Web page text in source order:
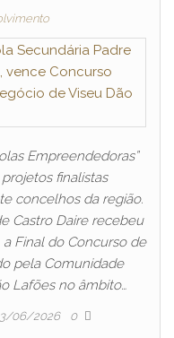
Empreendedoras”
finalistas
concelhos da região.
Castro Daire recebeu
Final do Concurso de
pela Comunidade
Lafões no âmbito…
06/2026 0